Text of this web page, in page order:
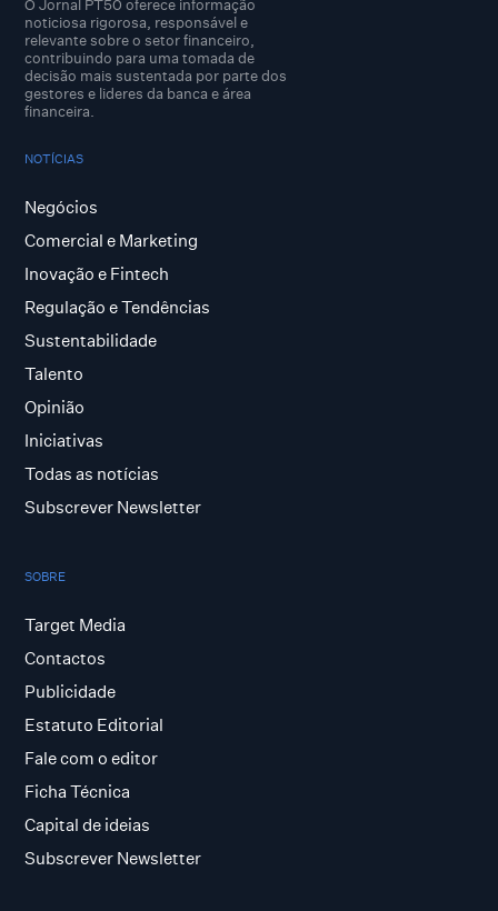
O Jornal PT50 oferece informação
noticiosa rigorosa, responsável e
relevante sobre o setor financeiro,
contribuindo para uma tomada de
decisão mais sustentada por parte dos
gestores e lideres da banca e área
financeira.
NOTÍCIAS
Negócios
Comercial e Marketing
Inovação e Fintech
Regulação e Tendências
Sustentabilidade
Talento
Opinião
Iniciativas
Todas as notícias
Subscrever Newsletter
SOBRE
Target Media
Contactos
Publicidade
Estatuto Editorial
Fale com o editor
Ficha Técnica
Capital de ideias
Subscrever Newsletter